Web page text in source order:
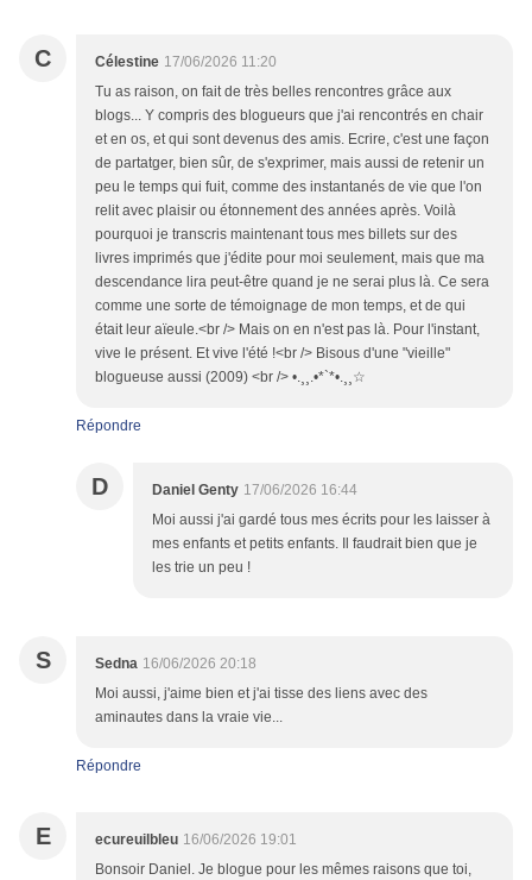
C Célestine 17/06/2026 11:20
Tu as raison, on fait de très belles rencontres grâce aux
blogs... Y compris des blogueurs que j'ai rencontrés en chair
et en os, et qui sont devenus des amis. Ecrire, c'est une façon
de partatger, bien sûr, de s'exprimer, mais aussi de retenir un
peu le temps qui fuit, comme des instantanés de vie que l'on
relit avec plaisir ou étonnement des années après. Voilà
pourquoi je transcris maintenant tous mes billets sur des
livres imprimés que j'édite pour moi seulement, mais que ma
descendance lira peut-être quand je ne serai plus là. Ce sera
comme une sorte de témoignage de mon temps, et de qui
était leur aïeule.<br /> Mais on en n'est pas là. Pour l'instant,
vive le présent. Et vive l'été !<br /> Bisous d'une "vieille"
blogueuse aussi (2009) <br /> •.¸¸.•*`*•.¸¸☆
Répondre
D Daniel Genty 17/06/2026 16:44
Moi aussi j'ai gardé tous mes écrits pour les laisser à
mes enfants et petits enfants. Il faudrait bien que je
les trie un peu !
S Sedna 16/06/2026 20:18
Moi aussi, j'aime bien et j'ai tisse des liens avec des
aminautes dans la vraie vie...
Répondre
E ecureuilbleu 16/06/2026 19:01
Bonsoir Daniel. Je blogue pour les mêmes raisons que toi,